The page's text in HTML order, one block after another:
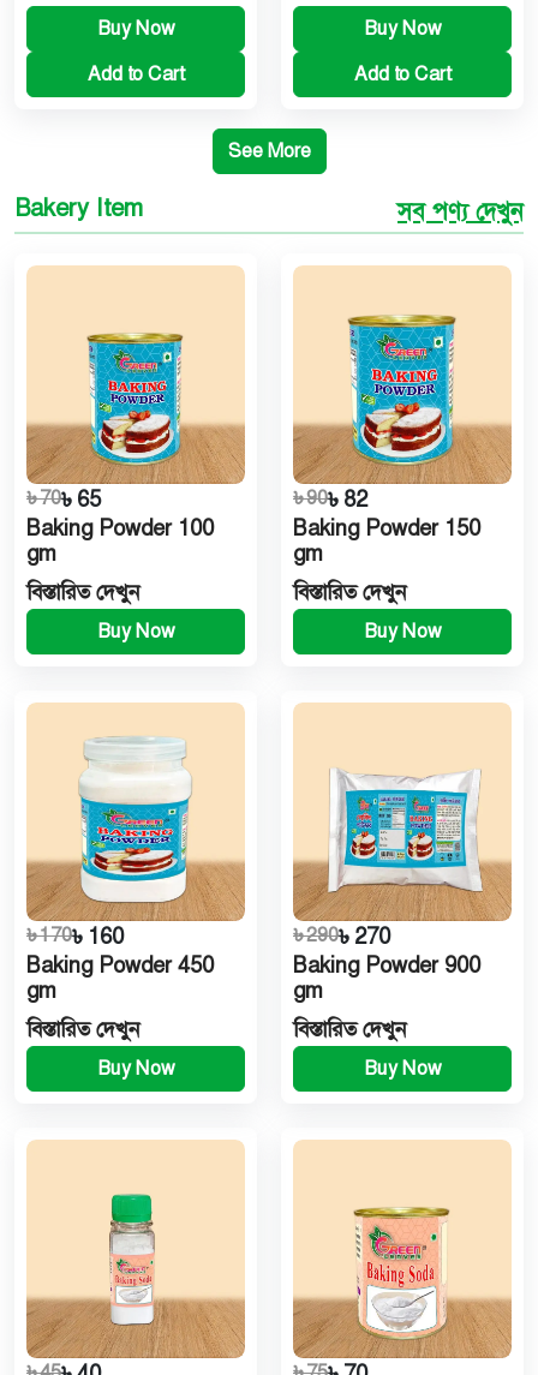
Buy Now
Add to Cart
Buy Now
Add to Cart
See More
Bakery Item সব পণ্য দেখুন
৳ 70৳ 65
Baking Powder 100
gm
বিস্তারিত দেখুন
Buy Now
৳ 90৳ 82
Baking Powder 150
gm
বিস্তারিত দেখুন
Buy Now
৳ 170৳ 160
Baking Powder 450
gm
বিস্তারিত দেখুন
Buy Now
৳ 290৳ 270
Baking Powder 900
gm
বিস্তারিত দেখুন
Buy Now